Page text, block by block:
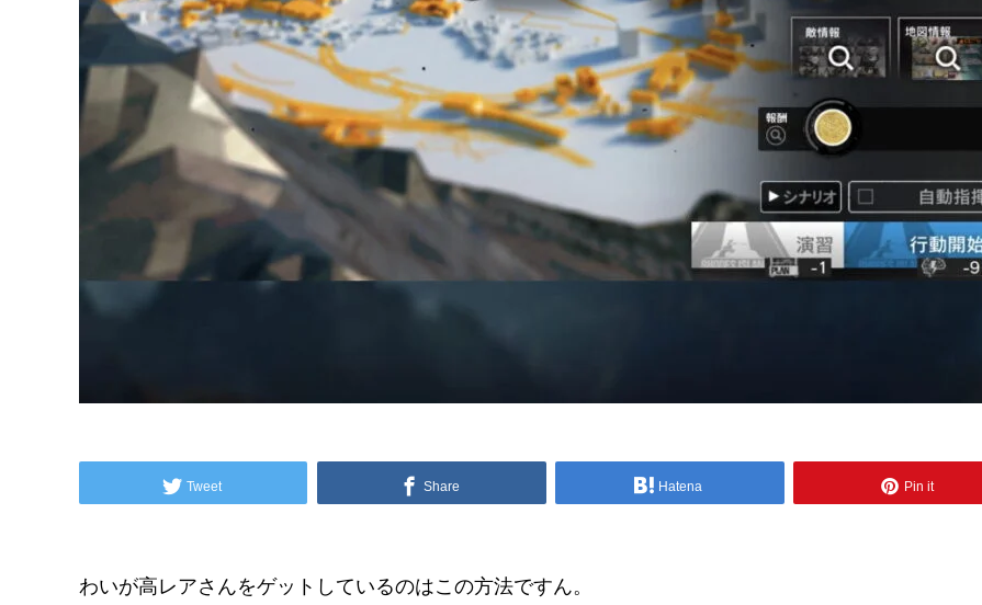
Tweet Share Hatena Pin it
わいが高レアさんをゲットしているのはこの方法ですん。